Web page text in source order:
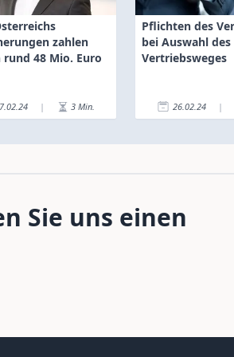
zahlen
48 Mio. Euro
| 3 Min.
Pflichten des
bei Auswahl des
Vertriebsweges
26.02.24 |
Sie uns einen